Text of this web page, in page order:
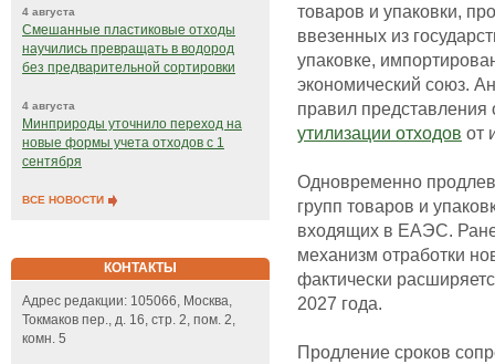
4 августа
Смешанные пластиковые отходы
научились превращать в водород
без предварительной сортировки
4 августа
Минприроды уточнило переход на
новые формы учета отходов с 1
сентября
ВСЕ НОВОСТИ
КОНТАКТЫ
Адрес редакции: 105066, Москва,
Токмаков пер., д. 16, стр. 2, пом. 2,
комн. 5
товаров и упаковки,
ввезенных из
упаковке,
экономический союз.
правил представления
утилизации отходов от
Одновременно
групп товаров и
входящих в ЕАЭС.
механизм отработки
фактически
2027 года.
Продление сроков